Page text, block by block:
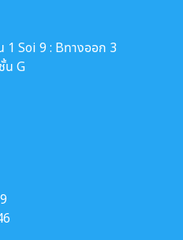
1 Soi 9 : Bทางออก 3
น G